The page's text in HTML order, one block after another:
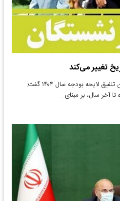
تغییر می‌کند
دنیای معدن: نایب رئیس کمیسیون تلفیق لایحه بودجه سال ۱۴۰۴ گفت:
تا آخر سال، بر مبنای…